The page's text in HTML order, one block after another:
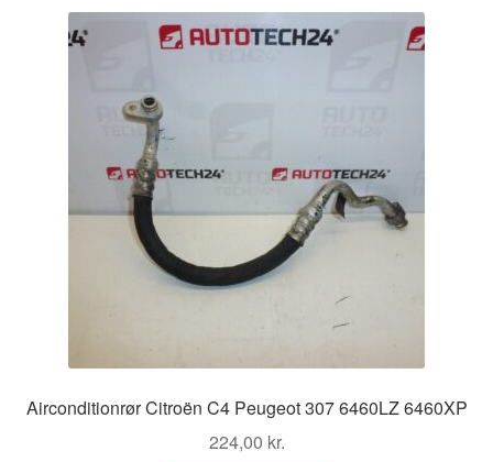
Airconditionrør Citroën C4 Peugeot 307 6460LZ 6460XP
224,00 kr.